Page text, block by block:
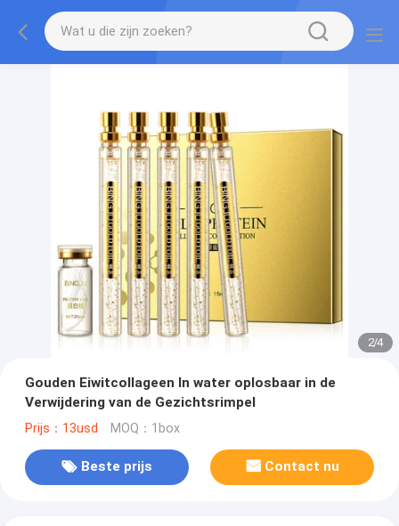
2/4
Gouden Eiwitcollageen In water oplosbaar in de
Verwijdering van de Gezichtsrimpel
Prijs：13usd MOQ：1box
Beste prijs Contact nu